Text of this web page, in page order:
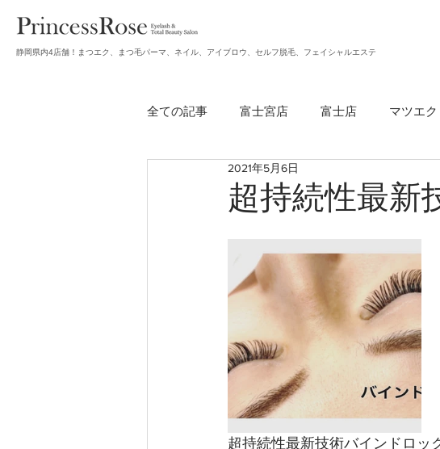
静岡県内4店舗！まつエク、まつ毛パーマ、ネイル、アイブロウ、セルフ脱毛、フェイシャルエステ
全ての記事 富士宮店 富士店 マツエク
無題のカテゴリー
超持続性最
2021年5月6日
超持続性最新技術バインドロッ